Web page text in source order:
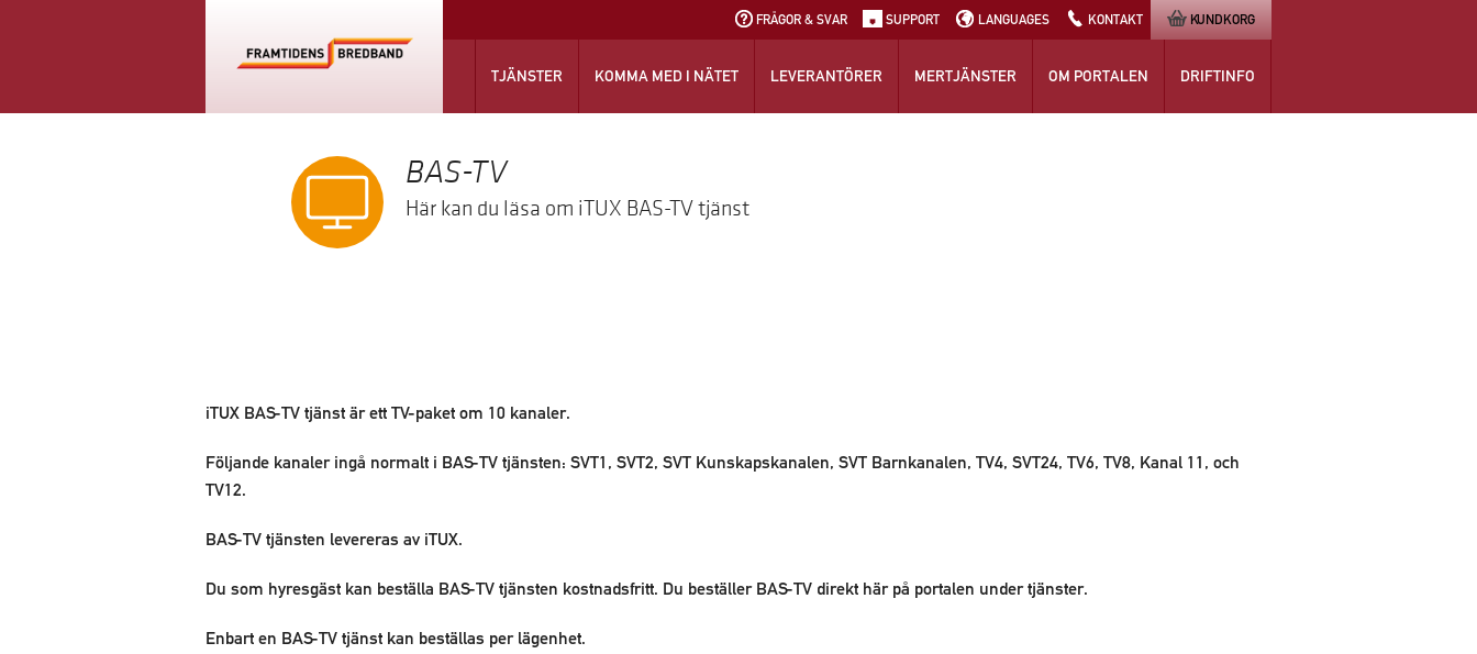
FRÅGOR & SVAR SUPPORT LANGUAGES KONTAKT KUNDKORG
TJÄNSTER KOMMA MED I NÄTET LEVERANTÖRER MERTJÄNSTER OM PORTALEN DRIFTINFO
BAS-TV
Här kan du läsa om iTUX BAS-TV tjänst
iTUX BAS-TV tjänst är ett TV-paket om 10 kanaler.
Följande kanaler ingå normalt i BAS-TV tjänsten: SVT1, SVT2, SVT Kunskapskanalen, SVT Barnkanalen, TV4, SVT24, TV6, TV8, Kanal 11, och
TV12.
BAS-TV tjänsten levereras av iTUX.
Du som hyresgäst kan beställa BAS-TV tjänsten kostnadsfritt. Du beställer BAS-TV direkt här på portalen under tjänster.
Enbart en BAS-TV tjänst kan beställas per lägenhet.